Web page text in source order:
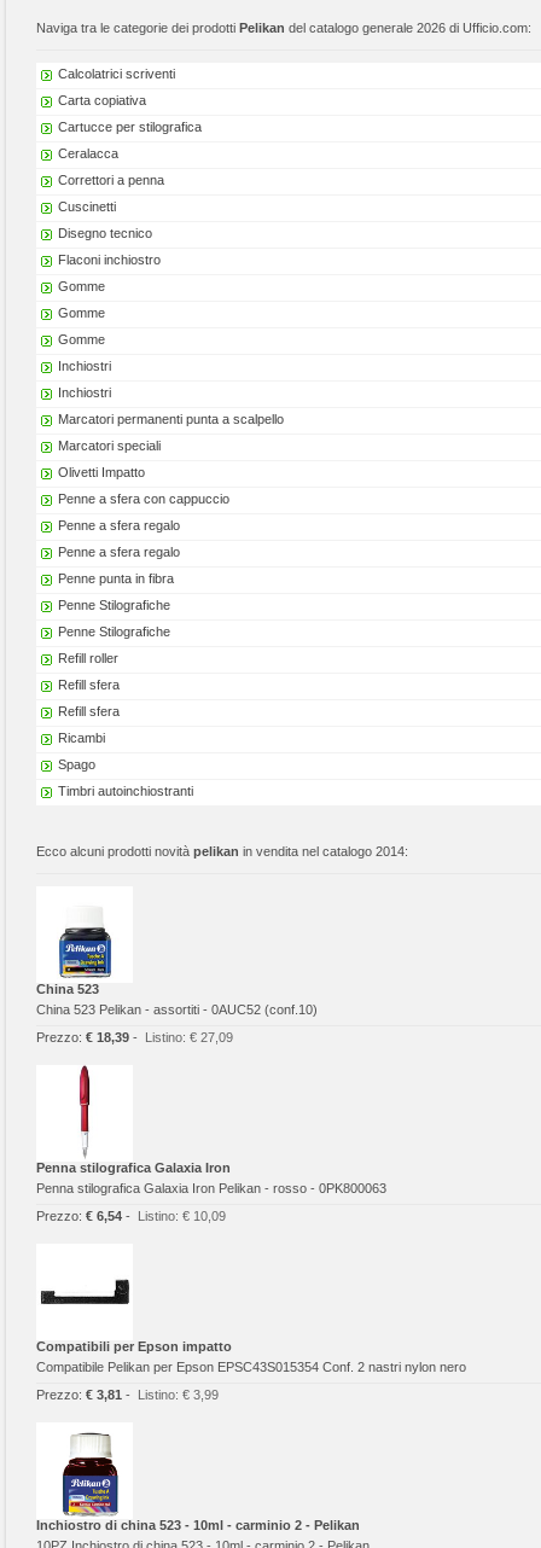
Naviga tra le categorie dei prodotti Pelikan del catalogo generale 2026 di Ufficio.com:
Calcolatrici scriventi
Carta copiativa
Cartucce per stilografica
Ceralacca
Correttori a penna
Cuscinetti
Disegno tecnico
Flaconi inchiostro
Gomme
Gomme
Gomme
Inchiostri
Inchiostri
Marcatori permanenti punta a scalpello
Marcatori speciali
Olivetti Impatto
Penne a sfera con cappuccio
Penne a sfera regalo
Penne a sfera regalo
Penne punta in fibra
Penne Stilografiche
Penne Stilografiche
Refill roller
Refill sfera
Refill sfera
Ricambi
Spago
Timbri autoinchiostranti
Ecco alcuni prodotti novità pelikan in vendita nel catalogo 2014:
China 523
China 523 Pelikan - assortiti - 0AUC52 (conf.10)
Prezzo: € 18,39 - Listino: € 27,09
Penna stilografica Galaxia Iron
Penna stilografica Galaxia Iron Pelikan - rosso - 0PK800063
Prezzo: € 6,54 - Listino: € 10,09
Compatibili per Epson impatto
Compatibile Pelikan per Epson EPSC43S015354 Conf. 2 nastri nylon nero
Prezzo: € 3,81 - Listino: € 3,99
Inchiostro di china 523 - 10ml - carminio 2 - Pelikan
10PZ Inchiostro di china 523 - 10ml - carminio 2 - Pelikan